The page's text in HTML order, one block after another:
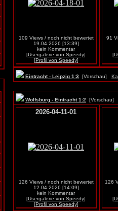
109 Views / noch nicht bewertet
19.04.2026 [13:39]
kein Kommentar
[Usergalerie von Speedy]
[Profil von Speedy]
91
Eintracht - Leipzig 1:3 [Vorschau]
Wolfsburg - Eintracht 1:2 [Vorschau]
2026-04-11-01
126 Views / noch nicht bewertet
12.04.2026 [14:09]
kein Kommentar
[Usergalerie von Speedy]
[Profil von Speedy]
126